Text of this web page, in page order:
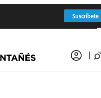
Suscríbete